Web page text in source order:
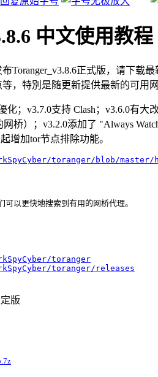
中文使用教程
布Toranger_v3.8.6正式版，请下载
，特別是随更新提供最新的可用
化；v3.7.0支持 Clash；v3.6.0有大
网桥）；v3.2.0添加了 "Always
增加tor节点排除功能。
toranger/blob/
以更快地搜索到有用的网桥代理。
toranger
toranger/releases
版